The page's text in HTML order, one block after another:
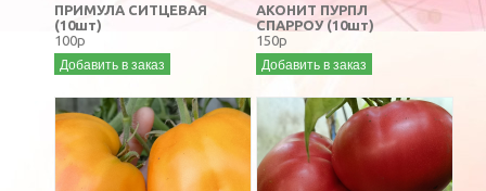
ПРИМУЛА СИТЦЕВАЯ
(10шт)
100р
Добавить в заказ
АКОНИТ ПУРПЛ
СПАРРОУ (10шт)
150р
Добавить в заказ